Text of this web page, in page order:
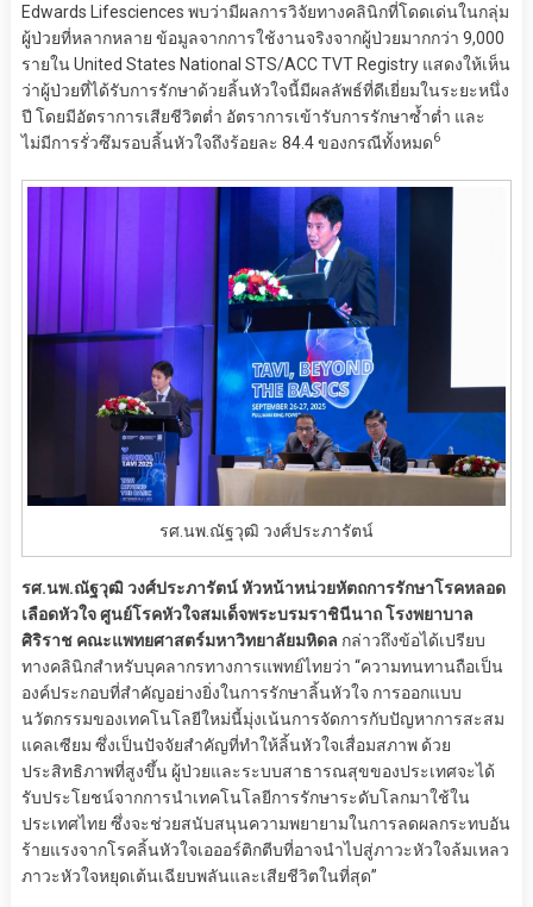
Edwards Lifesciences พบว่ามีผลการวิจัยทางคลินิกที่โดดเด่นในกลุ่ม
ผู้ป่วยที่หลากหลาย ข้อมูลจากการใช้งานจริงจากผู้ป่วยมากกว่า 9,000
รายใน United States National STS/ACC TVT Registry แสดงให้เห็น
ว่าผู้ป่วยที่ได้รับการรักษาด้วยลิ้นหัวใจนี้มีผลลัพธ์ที่ดีเยี่ยมในระยะหนึ่ง
ปี โดยมีอัตราการเสียชีวิตต่ำ อัตราการเข้ารับการรักษาซ้ำต่ำ และ
ไม่มีการรั่วซึมรอบลิ้นหัวใจถึงร้อยละ 84.4 ของกรณีทั้งหมด6
รศ.นพ.ณัฐวุฒิ วงศ์ประภารัตน์
รศ.นพ.ณัฐวุฒิ วงศ์ประภารัตน์ หัวหน้าหน่วยหัตถการรักษาโรคหลอด
เลือดหัวใจ ศูนย์โรคหัวใจสมเด็จพระบรมราชินีนาถ โรงพยาบาล
ศิริราช คณะแพทยศาสตร์มหาวิทยาลัยมหิดล กล่าวถึงข้อได้เปรียบ
ทางคลินิกสำหรับบุคลากรทางการแพทย์ไทยว่า “ความทนทานถือเป็น
องค์ประกอบที่สำคัญอย่างยิ่งในการรักษาลิ้นหัวใจ การออกแบบ
นวัตกรรมของเทคโนโลยีใหม่นี้มุ่งเน้นการจัดการกับปัญหาการสะสม
แคลเซียม ซึ่งเป็นปัจจัยสำคัญที่ทำให้ลิ้นหัวใจเสื่อมสภาพ ด้วย
ประสิทธิภาพที่สูงขึ้น ผู้ป่วยและระบบสาธารณสุขของประเทศจะได้
รับประโยชน์จากการนำเทคโนโลยีการรักษาระดับโลกมาใช้ใน
ประเทศไทย ซึ่งจะช่วยสนับสนุนความพยายามในการลดผลกระทบอัน
ร้ายแรงจากโรคลิ้นหัวใจเอออร์ติกตีบที่อาจนำไปสู่ภาวะหัวใจล้มเหลว
ภาวะหัวใจหยุดเต้นเฉียบพลันและเสียชีวิตในที่สุด”